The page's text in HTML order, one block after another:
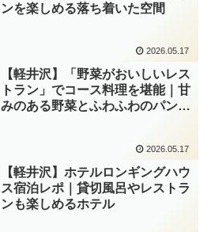
ンを楽しめる落ち着いた空間
2026.05.17
【軽井沢】「野菜がおいしいレス
トラン」でコース料理を堪能｜甘
みのある野菜とふわふわのパンが
2026.05.17
【軽井沢】ホテルロンギングハウ
ス宿泊レポ｜貸切風呂やレストラ
ンも楽しめるホテル